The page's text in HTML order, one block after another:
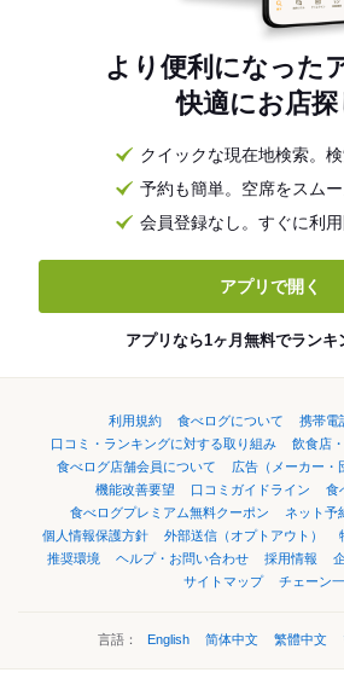
より便利になった
快適にお店探
クイックな現在地検索。
予約も簡単。空席をスム
会員登録なし。すぐに利
アプリで開く
アプリなら1ヶ月無料でランキ
利用規約 食べログについて
携帯電
口コミ・ランキングに対する取り組み
飲食店
食べログ店舗会員について
広告（メーカー・
機能改善要望
口コミガイドライン
食
食べログプレミアム無料クーポン
ネット予
個人情報保護方針
外部送信（オプトアウト）
推奨環境
ヘルプ・お問い合わせ 採用情報
サイトマップ
チェーン
言語： English 简体中文 繁體中文